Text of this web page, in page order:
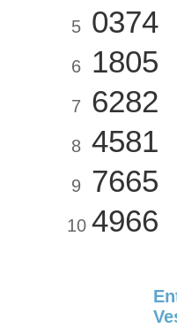
5 0374
6 1805
7 6282
8 4581
9 7665
10 4966